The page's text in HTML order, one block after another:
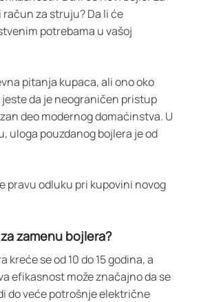
za struju? Da li će
potrebama u vašoj
pitanja kupaca, ali ono oko
jeste da je neograničen pristup
deo modernog domaćinstva. U
uloga pouzdanog bojlera je od
pravu odluku pri kupovini novog
zamenu bojlera?
kreće se od 10 do 15 godina, a
efikasnost može značajno da se
do veće potrošnje električne